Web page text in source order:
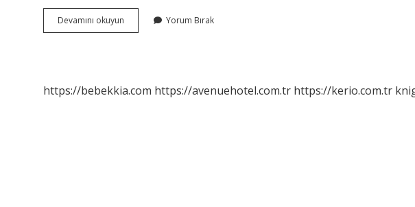
Devamını okuyun
Etüdü
Yorum Bırak
https://bebekkia.com https://avenuehotel.com.tr https://kerio.com.tr